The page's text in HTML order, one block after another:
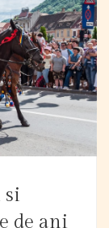
si
de ani